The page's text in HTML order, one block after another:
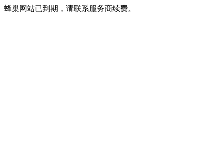
蜂巢网站已到期，请联系服务商续费。